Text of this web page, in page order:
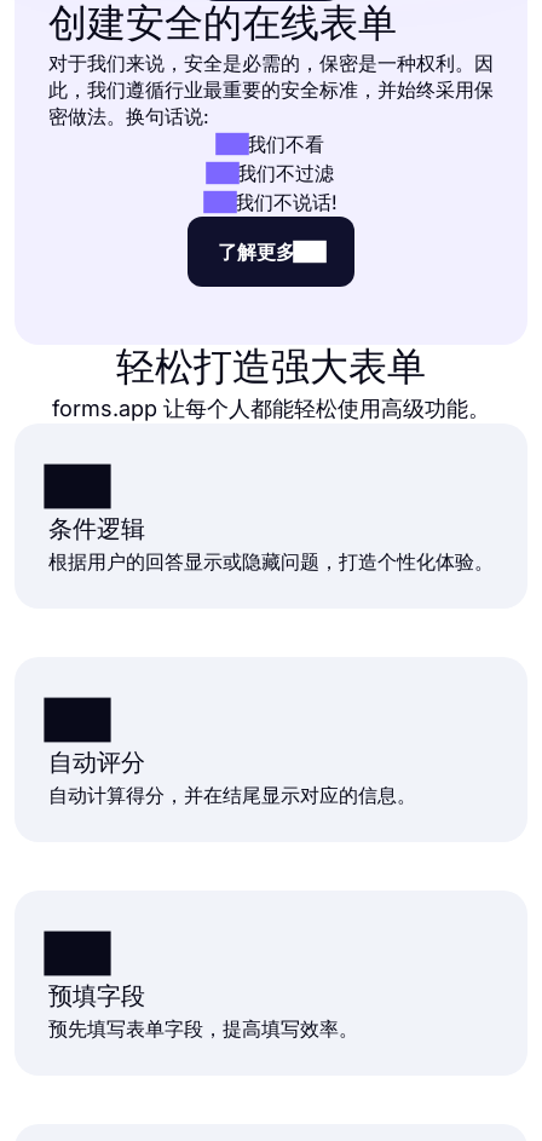
创建安全的在线表单
对于我们来说，安全是必需的，保密是一种权利。因
此，我们遵循行业最重要的安全标准，并始终采用保
密做法。换句话说:
我们不看
我们不过滤
我们不说话!
了解更多
轻松打造强大表单
forms.app 让每个人都能轻松使用高级功能。
条件逻辑
根据用户的回答显示或隐藏问题，打造个性化体验。
自动评分
自动计算得分，并在结尾显示对应的信息。
预填字段
预先填写表单字段，提高填写效率。